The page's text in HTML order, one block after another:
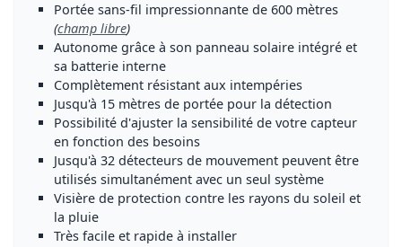
Portée sans-fil impressionnante de 600 mètres
(champ libre)
Autonome grâce à son panneau solaire intégré et
sa batterie interne
Complètement résistant aux intempéries
Jusqu'à 15 mètres de portée pour la détection
Possibilité d'ajuster la sensibilité de votre capteur
en fonction des besoins
Jusqu'à 32 détecteurs de mouvement peuvent être
utilisés simultanément avec un seul système
Visière de protection contre les rayons du soleil et
la pluie
Très facile et rapide à installer